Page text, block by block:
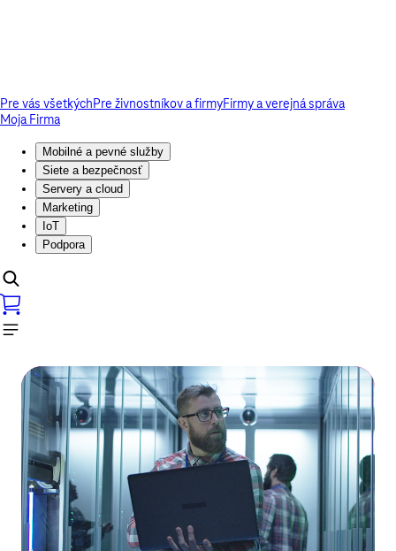
Pre vás všetkýchPre živnostníkov a firmyFirmy a verejná správa
Moja Firma
Mobilné a pevné služby
Siete a bezpečnosť
Servery a cloud
Marketing
IoT
Podpora